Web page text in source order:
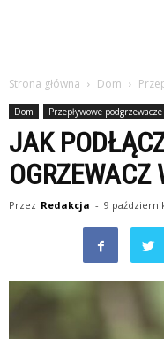
Strona główna Dom
Dom Przepływowe
JAK
OGRZEWACZ
Przez Redakcja - 9